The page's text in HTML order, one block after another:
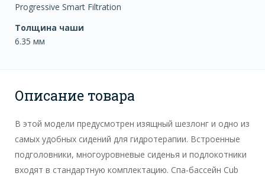
Progressive Smart Filtration
Толщина чаши
6.35 мм
Описание товара
В этой модели предусмотрен изящный шезлонг и одно из
самых удобных сидений для гидротерапии. Встроенные
подголовники, многоуровневые сиденья и подлокотники
входят в стандартную комплектацию. Спа-бассейн Cub